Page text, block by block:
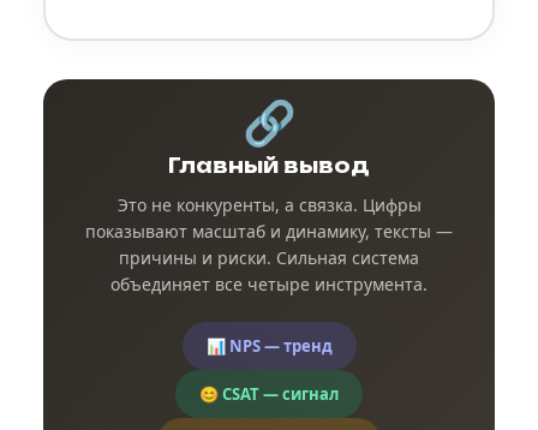
🔗
Главный вывод
Это не конкуренты, а связка. Цифры
показывают масштаб и динамику, тексты —
причины и риски. Сильная система
объединяет все четыре инструмента.
📊 NPS — тренд
😊 CSAT — сигнал